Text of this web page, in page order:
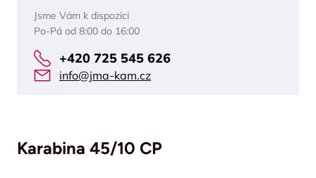
Jsme Vám k dispozici
Po-Pá od 8:00 do 16:00
+420 725 545 626
info@jma-kam.cz
Karabina 45/10 CP